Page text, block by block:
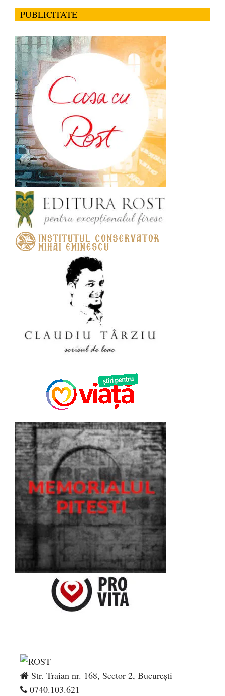
PUBLICITATE
Str. Traian nr. 168, Sector 2, București
0740.103.621